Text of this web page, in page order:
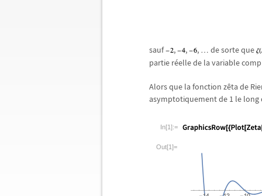
sauf , , , … de sorte que
partie réelle de la variable
Alors que la fonction zêta de
asymptotiquement de 1 le long
In[1]:=
Out[1]=